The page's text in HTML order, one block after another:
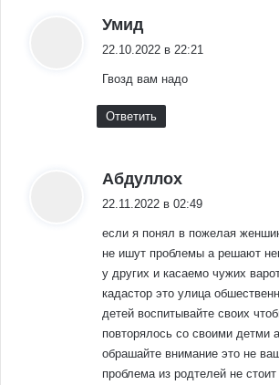
Умид
22.10.2022 в 22:21
Гвозд вам надо
Ответить
Абдуллох
22.11.2022 в 02:49
если я понял в пожелая
не ишут проблемы а решают
у других и касаемо чужих
кадастор это улица
детей воспитывайте своих
повторялось со своими детми
обрашайте внимание это не
проблема из родтелей не